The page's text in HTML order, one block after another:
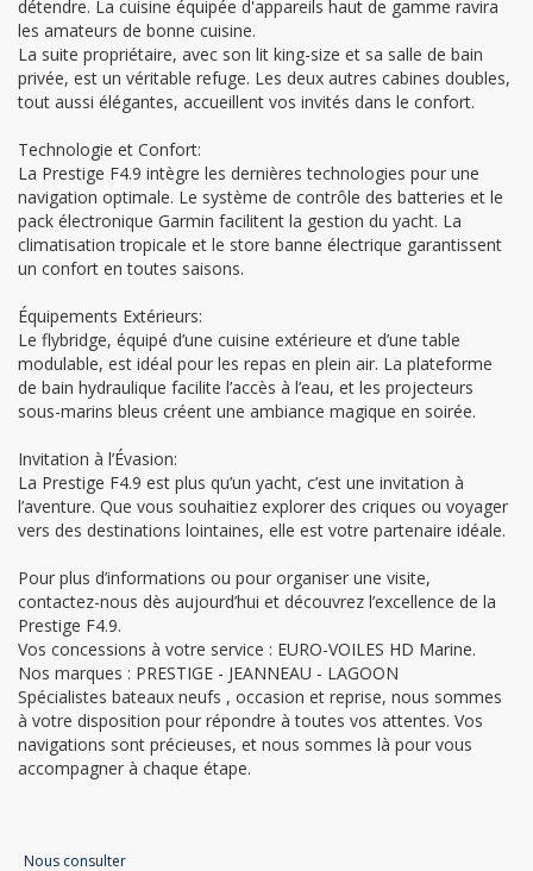
détendre. La cuisine équipée d'appareils haut de gamme ravira
les amateurs de bonne cuisine.
La suite propriétaire, avec son lit king-size et sa salle de bain
privée, est un véritable refuge. Les deux autres cabines doubles,
tout aussi élégantes, accueillent vos invités dans le confort.
Technologie et Confort:
La Prestige F4.9 intègre les dernières technologies pour une
navigation optimale. Le système de contrôle des batteries et le
pack électronique Garmin facilitent la gestion du yacht. La
climatisation tropicale et le store banne électrique garantissent
un confort en toutes saisons.
Équipements Extérieurs:
Le flybridge, équipé d’une cuisine extérieure et d’une table
modulable, est idéal pour les repas en plein air. La plateforme
de bain hydraulique facilite l’accès à l’eau, et les projecteurs
sous-marins bleus créent une ambiance magique en soirée.
Invitation à l’Évasion:
La Prestige F4.9 est plus qu’un yacht, c’est une invitation à
l’aventure. Que vous souhaitiez explorer des criques ou voyager
vers des destinations lointaines, elle est votre partenaire idéale.
Pour plus d’informations ou pour organiser une visite,
contactez-nous dès aujourd’hui et découvrez l’excellence de la
Prestige F4.9.
Vos concessions à votre service : EURO-VOILES HD Marine.
Nos marques : PRESTIGE - JEANNEAU - LAGOON
Spécialistes bateaux neufs , occasion et reprise, nous sommes
à votre disposition pour répondre à toutes vos attentes. Vos
navigations sont précieuses, et nous sommes là pour vous
accompagner à chaque étape.
Nous consulter